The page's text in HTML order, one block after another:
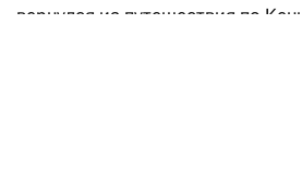
вернулся из путешествия по